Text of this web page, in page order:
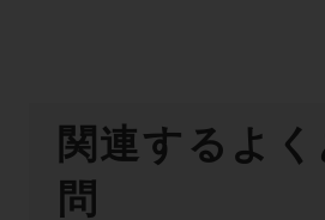
関連するよ
問